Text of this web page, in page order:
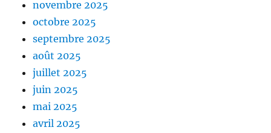
novembre 2025
octobre 2025
septembre 2025
août 2025
juillet 2025
juin 2025
mai 2025
avril 2025